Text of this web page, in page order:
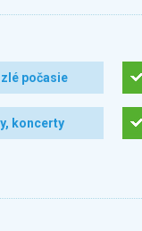
zlé počasie
koncerty